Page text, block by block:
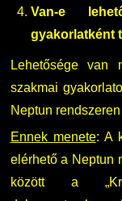
Van-e
gyakorlatként
Lehetősége van
szakmai
Neptun
Ennek menete: A
elérhető a Neptun
között a